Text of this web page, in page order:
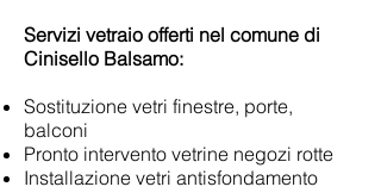
Servizi vetraio offerti nel comune di
Cinisello Balsamo:
Sostituzione vetri finestre, porte,
balconi
Pronto intervento vetrine negozi rotte
Installazione vetri antisfondamento